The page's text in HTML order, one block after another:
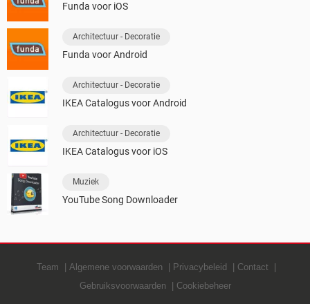
Funda voor iOS
Architectuur - Decoratie
Funda voor Android
Architectuur - Decoratie
IKEA Catalogus voor Android
Architectuur - Decoratie
IKEA Catalogus voor iOS
Muziek
YouTube Song Downloader
Team Algemene voorwaarden Privacybeleid
Contact
Gebruiksvoorwaarden
Cookiebeheer